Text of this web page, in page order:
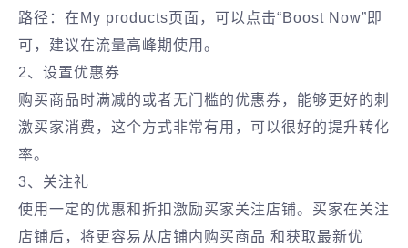
路径：在My products页面，可以点击“Boost Now”即
可，建议在流量高峰期使用。
2、设置优惠券
购买商品时满减的或者无门槛的优惠券，能够更好的刺
激买家消费，这个方式非常有用，可以很好的提升转化
率。
3、关注礼
使用一定的优惠和折扣激励买家关注店铺。买家在关注
店铺后，将更容易从店铺内购买商品 和获取最新优